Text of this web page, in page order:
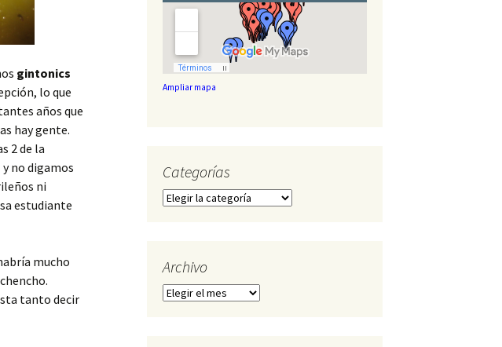
gintonics
lo que
años que
hay gente.
2 de la
y no digamos
ni
estudiante
mucho
tanto decir
Ampliar mapa
Categorías
Categorías
Archivo
Archivo